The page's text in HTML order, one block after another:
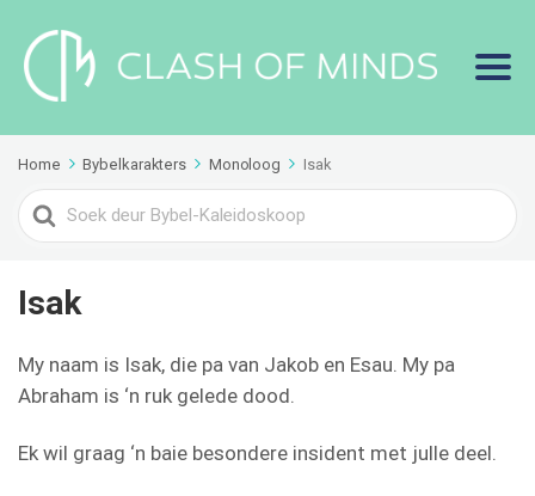
Home Bybelkarakters Monoloog Isak
Search
For
Isak
My naam is Isak, die pa van Jakob en Esau. My pa
Abraham is ‘n ruk gelede dood.
Ek wil graag ‘n baie besondere insident met julle deel.